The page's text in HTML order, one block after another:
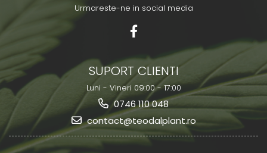
Urmareste-ne in social media
SUPORT CLIENTI
Luni - Vineri 09:00 - 17:00
0746 110 048
contact@teodalplant.ro